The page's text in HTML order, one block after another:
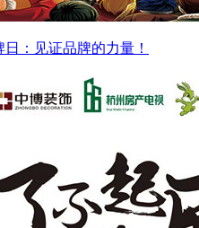
：见证品牌的力量！